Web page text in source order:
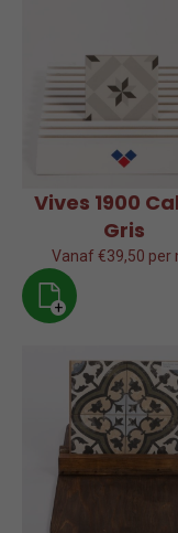
Vives 1900
Gris
Vanaf €39,50 per
+